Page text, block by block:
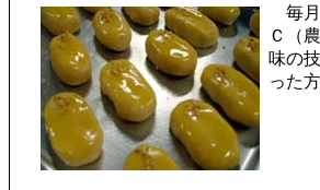
毎月
Ｃ（
味の
った